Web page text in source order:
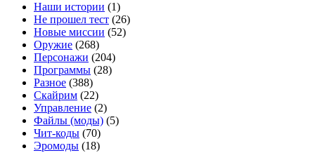
Наши истории (1)
Не прошел тест (26)
Новые миссии (52)
Оружие (268)
Персонажи (204)
Программы (28)
Разное (388)
Скайрим (22)
Управление (2)
Файлы (моды) (5)
Чит-коды (70)
Эромоды (18)